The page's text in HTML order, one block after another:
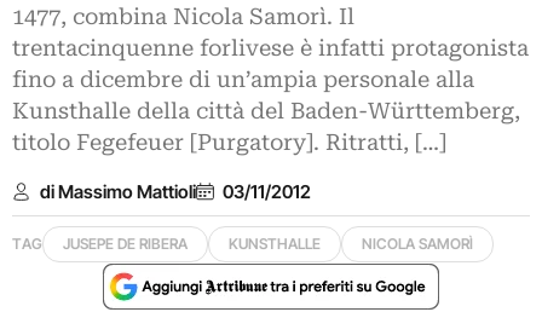
1477, combina Nicola Samorì. Il
trentacinquenne forlivese è infatti protagonista
fino a dicembre di un’ampia personale alla
Kunsthalle della città del Baden-Württemberg,
titolo Fegefeuer [Purgatory]. Ritratti, […]
di Massimo Mattioli 03/11/2012
TAG JUSEPE DE RIBERA KUNSTHALLE NICOLA SAMORÌ